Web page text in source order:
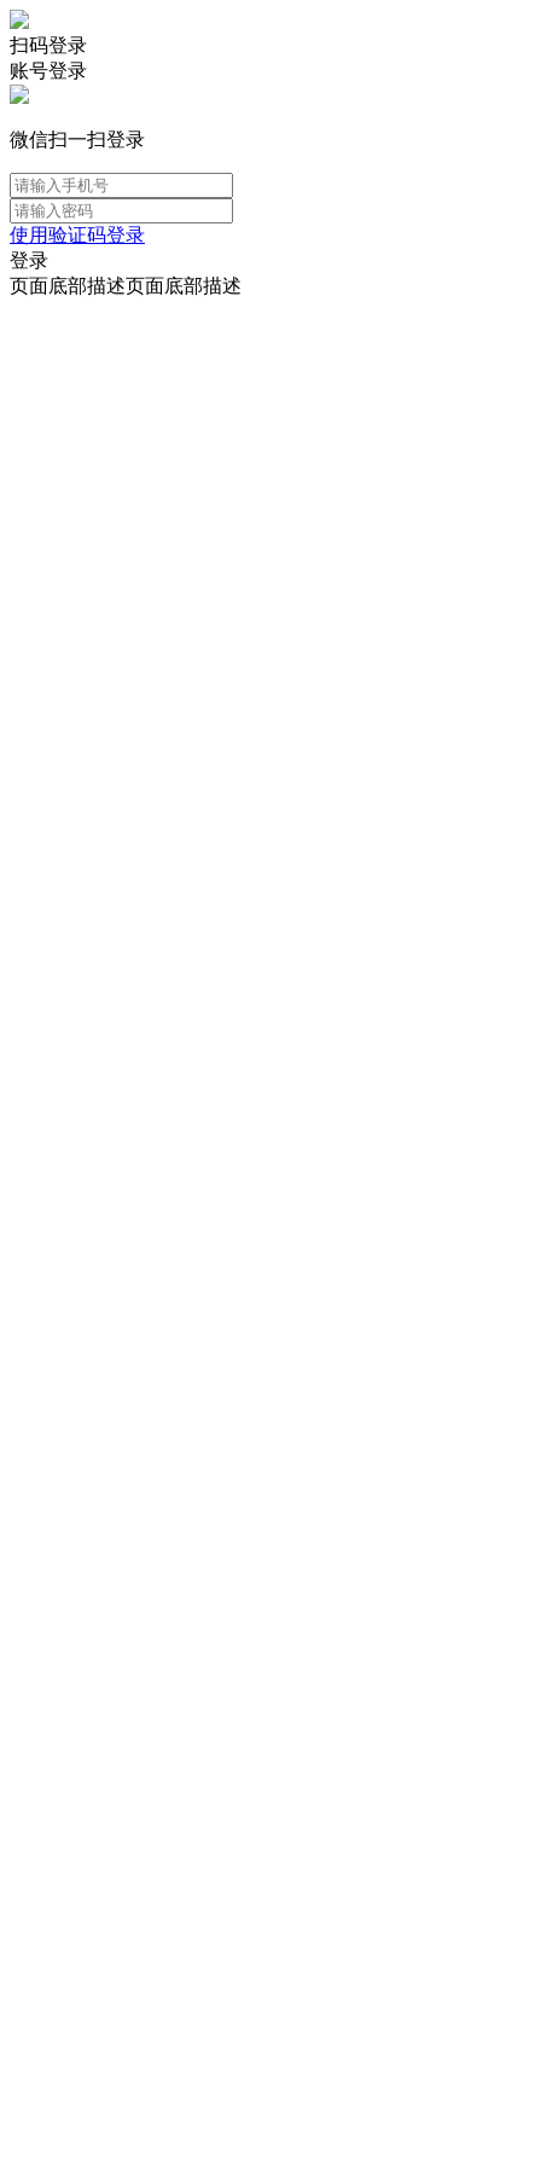
扫码登录
账号登录
微信扫一扫登录
使用验证码登录
登录
页面底部描述页面底部描述